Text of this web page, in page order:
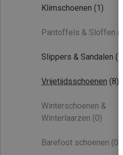
Klimschoenen (1)
Pantoffels & Sloffen (0)
Slippers & Sandalen (1)
Vrijetijdsschoenen (8)
Winterschoenen &
Winterlaarzen (0)
Barefoot schoenen (0)